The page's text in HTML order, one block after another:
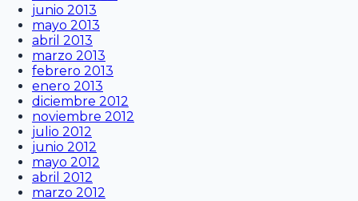
junio 2013
mayo 2013
abril 2013
marzo 2013
febrero 2013
enero 2013
diciembre 2012
noviembre 2012
julio 2012
junio 2012
mayo 2012
abril 2012
marzo 2012